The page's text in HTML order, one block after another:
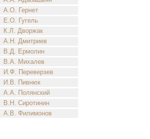
А.О. Гернет
Е.О. Гугель
К.Л. Дворжак
А.Н. Дмитриев
В.Д. Ермолин
В.А. Михалев
И.Ф. Переверзев
И.В. Пивнюк
А.А. Полянский
В.Н. Сиротинин
А.В. Филимонов